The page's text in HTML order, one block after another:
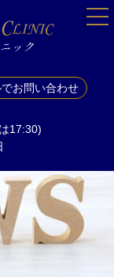
でお問い合わせ
17:30)